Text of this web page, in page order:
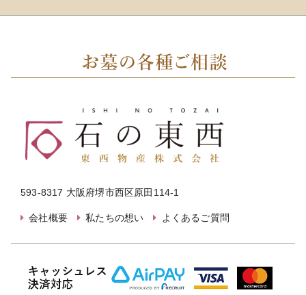
593-8317 大阪府堺市西区原田114-1
会社概要 私たちの想い よくあるご質問